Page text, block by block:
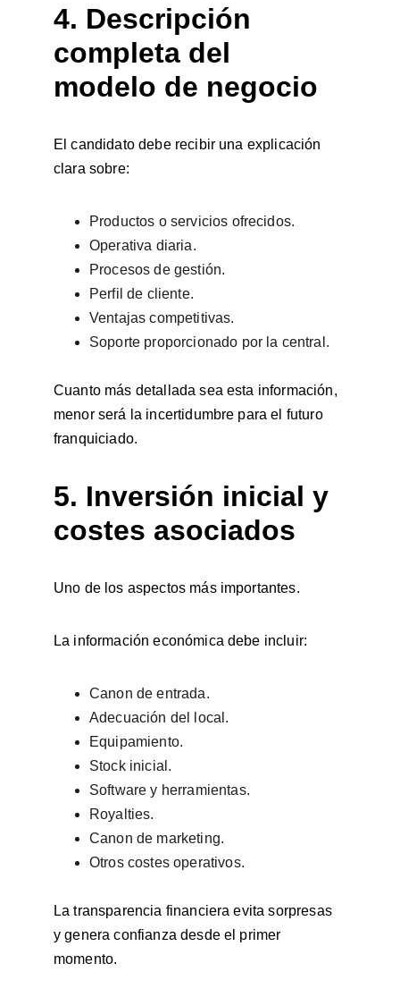
4. Descripción
completa del
modelo de negocio
El candidato debe recibir una explicación
clara sobre:
Productos o servicios ofrecidos.
Operativa diaria.
Procesos de gestión.
Perfil de cliente.
Ventajas competitivas.
Soporte proporcionado por la central.
Cuanto más detallada sea esta información,
menor será la incertidumbre para el futuro
franquiciado.
5. Inversión inicial y
costes asociados
Uno de los aspectos más importantes.
La información económica debe incluir:
Canon de entrada.
Adecuación del local.
Equipamiento.
Stock inicial.
Software y herramientas.
Royalties.
Canon de marketing.
Otros costes operativos.
La transparencia financiera evita sorpresas
y genera confianza desde el primer
momento.